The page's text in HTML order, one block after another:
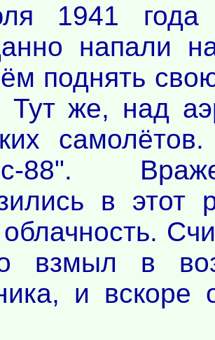
1941 года
напали
поднять
Тут же, над
88".
в этот
взмыл в
и